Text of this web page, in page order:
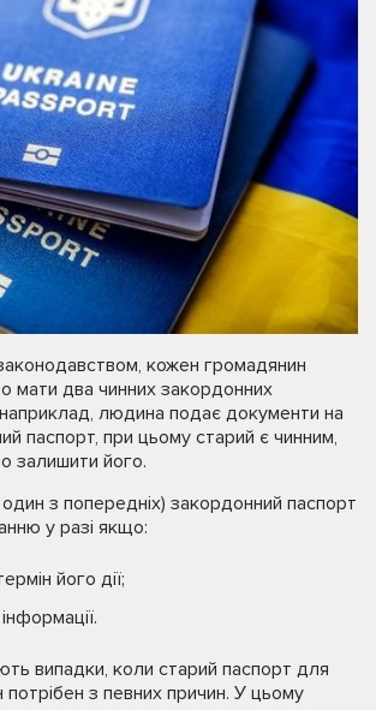
кожен громадянин
мати два чинних закордонних
людина подає документи на
паспорт, при цьому старий є чинним,
залишити його.
з попередніх) закордонний паспорт
у разі якщо:
його дії;
випадки, коли старий паспорт для
потрібен з певних причин. У цьому